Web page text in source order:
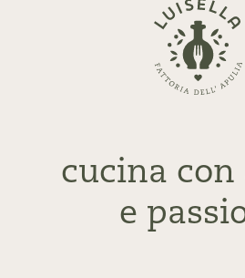
Zurück
zur
Startseite
cucina con
e